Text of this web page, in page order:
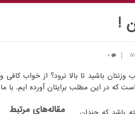
!
باشید تا بالا نرود؟ از خواب
که در این مطلب برایتان آورده ایم. با
مقاله‌های مرتبط